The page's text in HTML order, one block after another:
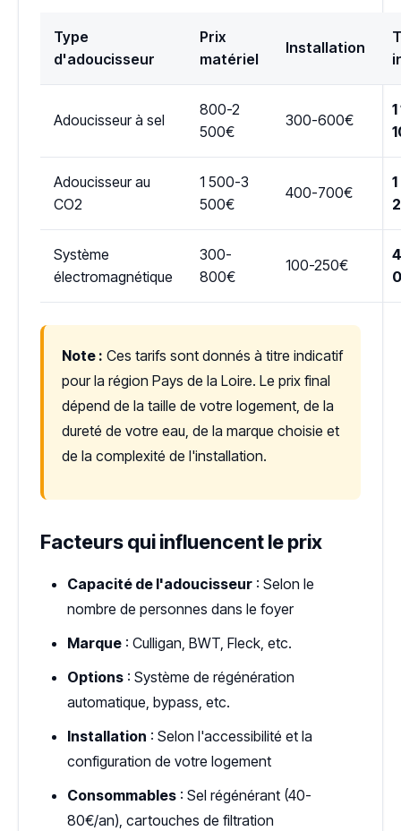
Type
d'adoucisseur
Prix
matériel
Installation
Adoucisseur à sel
800-2
500€
300-600€
Adoucisseur au
CO2
1 500-3
500€
400-700€
Système
électromagnétique
300-
800€
100-250€
Note : Ces tarifs sont donnés à titre indicatif
pour la région Pays de la Loire. Le prix final
dépend de la taille de votre logement, de la
dureté de votre eau, de la marque choisie et
de la complexité de l'installation.
Facteurs qui influencent le prix
Capacité de l'adoucisseur : Selon le
nombre de personnes dans le foyer
Marque : Culligan, BWT, Fleck, etc.
Options : Système de régénération
automatique, bypass, etc.
Installation : Selon l'accessibilité et la
configuration de votre logement
Consommables : Sel régénérant (40-
80€/an), cartouches de filtration